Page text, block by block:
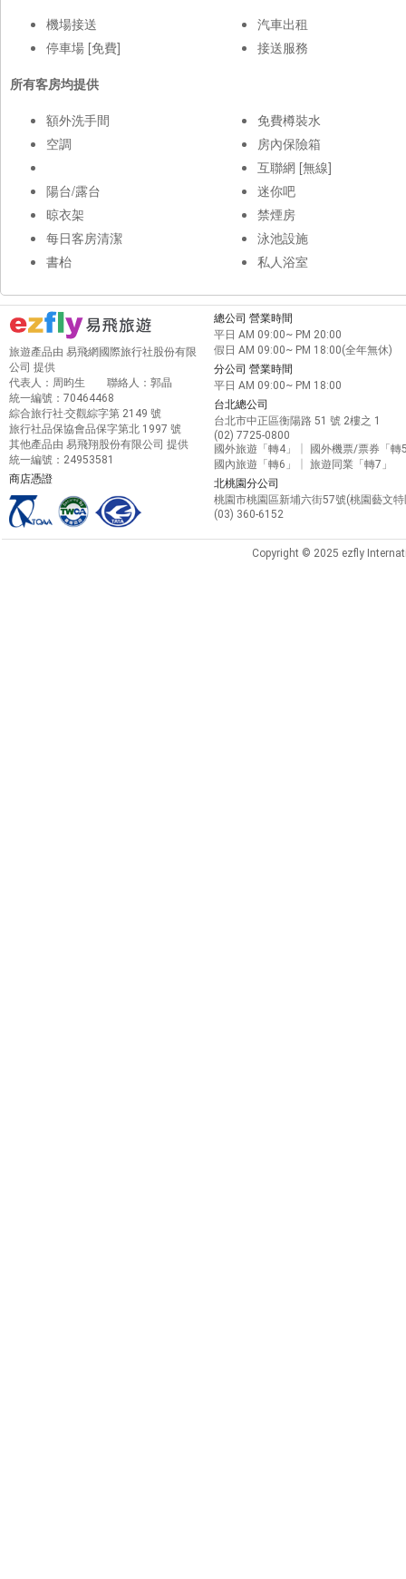
機場接送
停車場 [免費]
汽車出租
接送服務
所有客房均提供
額外洗手間
空調
陽台/露台
晾衣架
每日客房清潔
書枱
免費樽裝水
房內保險箱
互聯網 [無線]
迷你吧
禁煙房
泳池設施
私人浴室